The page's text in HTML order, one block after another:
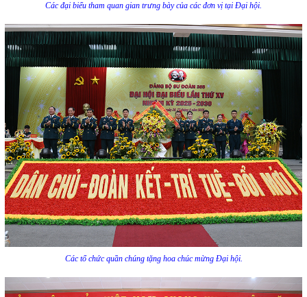
Các đại biểu tham quan gian trưng bày của các đơn vị tại Đại hội.
Các tổ chức quần chúng tặng hoa chúc mừng Đại hội.